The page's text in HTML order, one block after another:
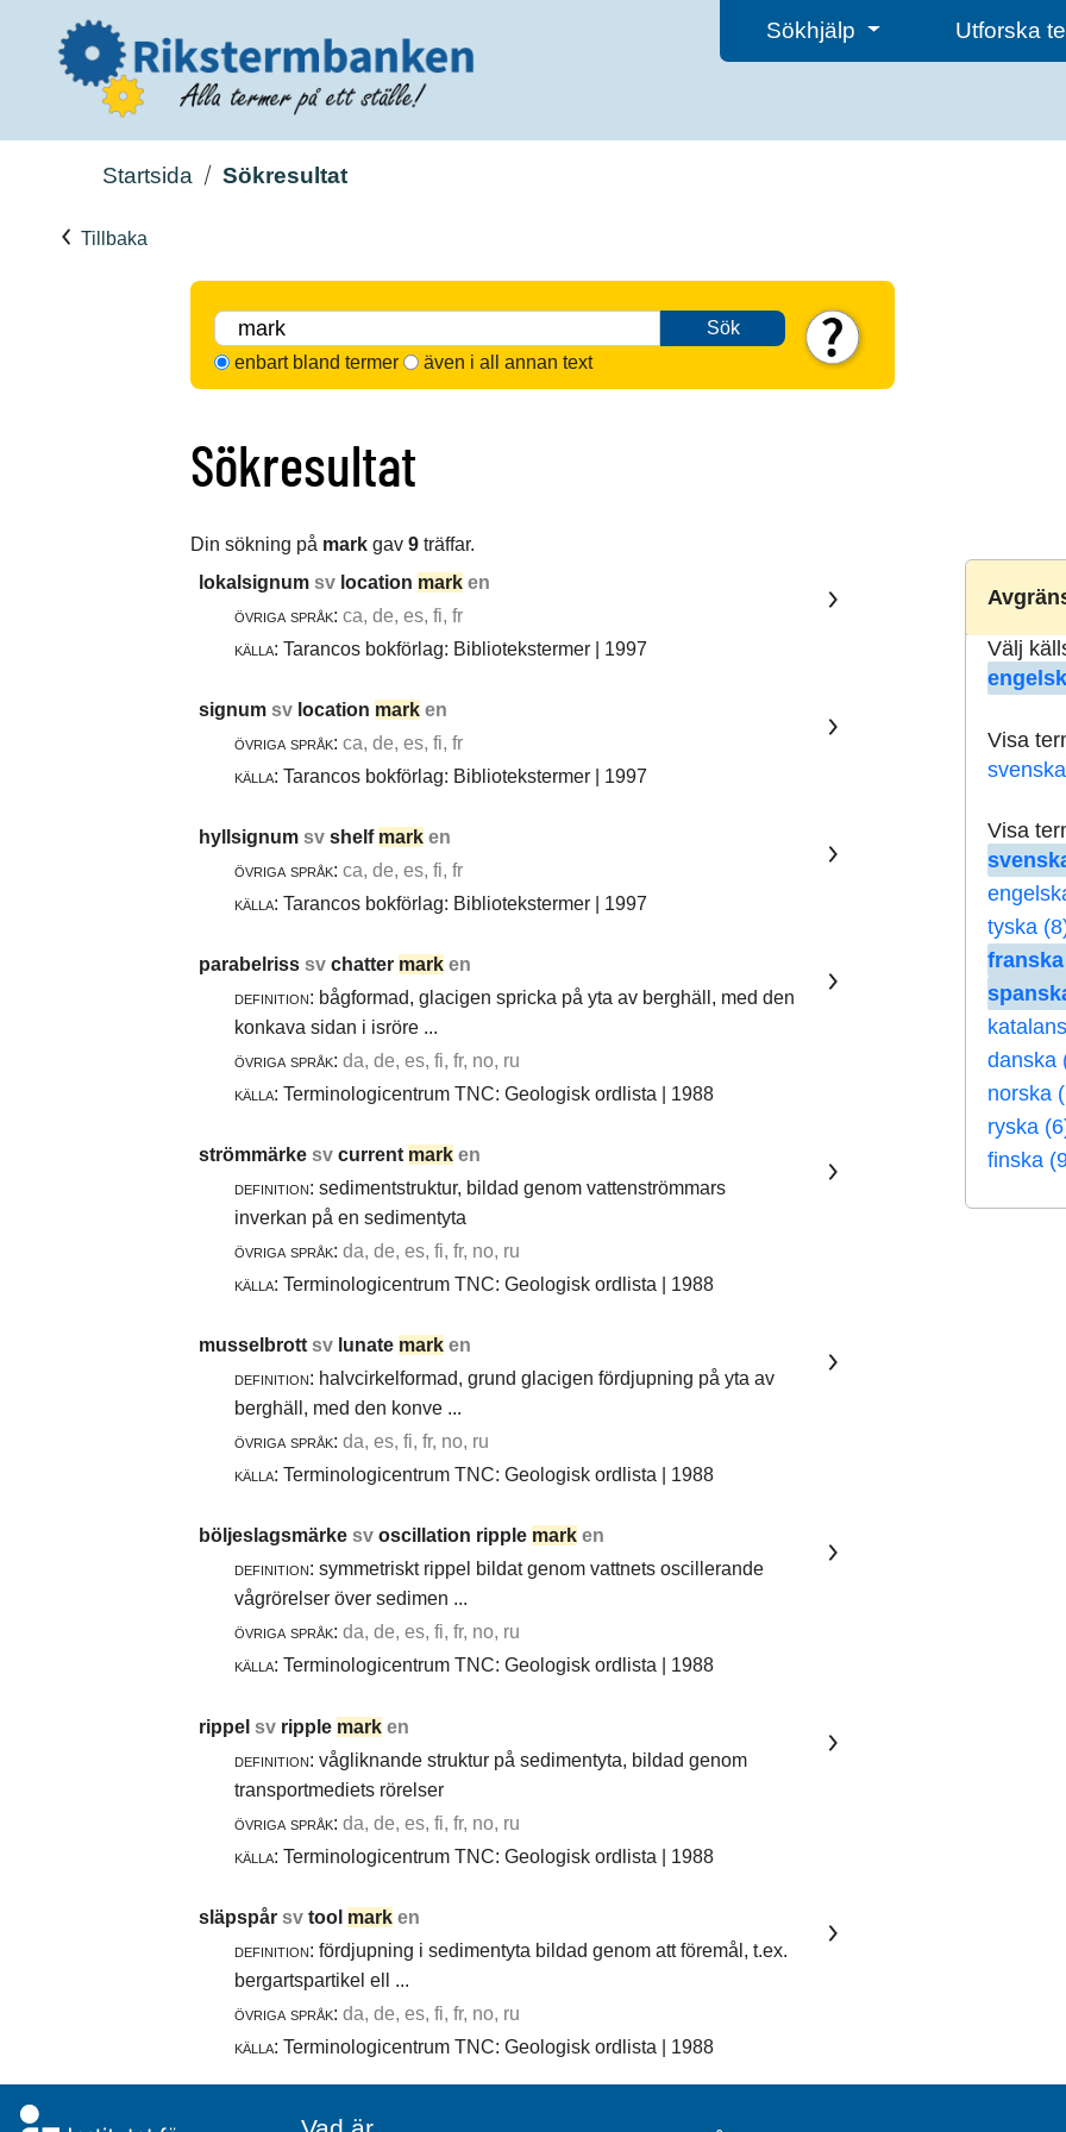
Sökhjälp Utforska
Startsida Sökresultat
Tillbaka
Sök
enbart bland termer
även i all annan text
Sökresultat
Din sökning på mark gav 9 träffar.
Välj
Visa
Visa
tyska
franska
danska
norska
ryska
finska
lokalsignum sv location mark en
övriga språk: ca, de, es, fi, fr
källa: Tarancos bokförlag: Bibliotekstermer | 1997
signum sv location mark en
övriga språk: ca, de, es, fi, fr
källa: Tarancos bokförlag: Bibliotekstermer | 1997
hyllsignum sv shelf mark en
övriga språk: ca, de, es, fi, fr
källa: Tarancos bokförlag: Bibliotekstermer | 1997
parabelriss sv chatter mark en
definition: bågformad, glacigen spricka på yta av berghäll, med den
konkava sidan i isröre ...
övriga språk: da, de, es, fi, fr, no, ru
källa: Terminologicentrum TNC: Geologisk ordlista | 1988
strömmärke sv current mark en
definition: sedimentstruktur, bildad genom vattenströmmars
inverkan på en sedimentyta
övriga språk: da, de, es, fi, fr, no, ru
källa: Terminologicentrum TNC: Geologisk ordlista | 1988
musselbrott sv lunate mark en
definition: halvcirkelformad, grund glacigen fördjupning på yta av
berghäll, med den konve ...
övriga språk: da, es, fi, fr, no, ru
källa: Terminologicentrum TNC: Geologisk ordlista | 1988
böljeslagsmärke sv oscillation ripple mark en
definition: symmetriskt rippel bildat genom vattnets oscillerande
vågrörelser över sedimen ...
övriga språk: da, de, es, fi, fr, no, ru
källa: Terminologicentrum TNC: Geologisk ordlista | 1988
rippel sv ripple mark en
definition: vågliknande struktur på sedimentyta, bildad genom
transportmediets rörelser
övriga språk: da, de, es, fi, fr, no, ru
källa: Terminologicentrum TNC: Geologisk ordlista | 1988
släpspår sv tool mark en
definition: fördjupning i sedimentyta bildad genom att föremål, t.ex.
bergartspartikel ell ...
övriga språk: da, de, es, fi, fr, no, ru
källa: Terminologicentrum TNC: Geologisk ordlista | 1988